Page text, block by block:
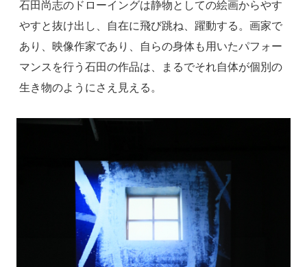
石田尚志のドローイングは静物としての絵画からやす
やすと抜け出し、自在に飛び跳ね、躍動する。画家で
あり、映像作家であり、自らの身体も用いたパフォー
マンスを行う石田の作品は、まるでそれ自体が個別の
生き物のようにさえ見える。